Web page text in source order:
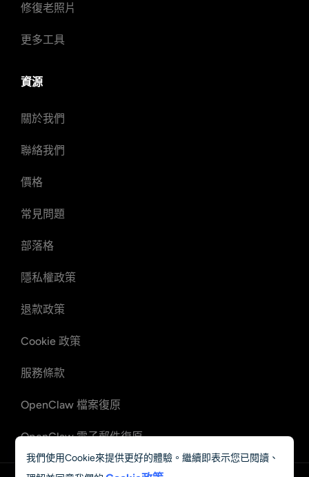
修復老照片
更多工具
資源
關於我們
聯絡我們
價格
常見問題
部落格
隱私權政策
退款政策
Cookie 政策
服務條款
OpenClaw 檔案復原
OpenClaw 電子郵件復原
我們使用Cookie來提供更好的體驗。繼續即表示您已閱讀、